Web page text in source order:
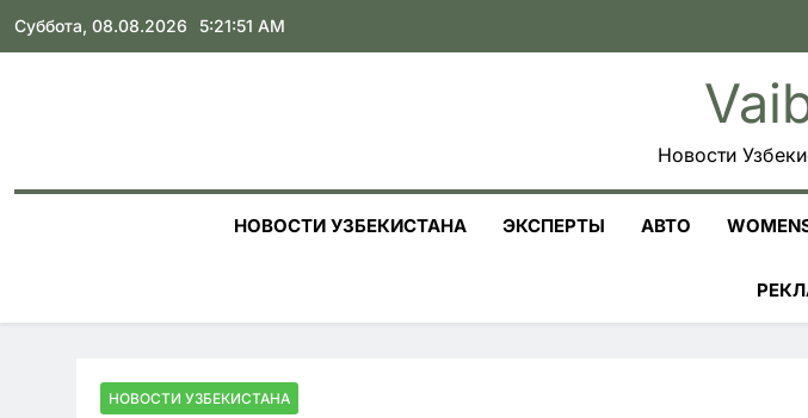
Skip
Суббота, 08.08.2026 5:21:52 AM
Новости
НОВОСТИ УЗБЕКИСТАНА ЭКСПЕРТЫ АВТО
НОВОСТИ УЗБЕКИСТАНА